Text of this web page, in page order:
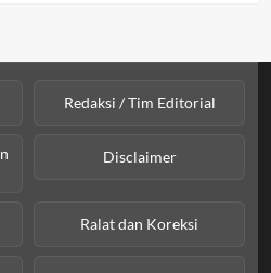
Redaksi / Tim Editorial
Disclaimer
Ralat dan Koreksi